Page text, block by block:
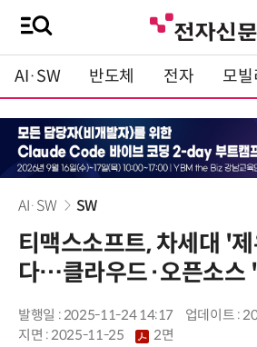
AI·SW 반도체 전자 모빌
AI·SW SW
티맥스소프트, 차세대 '
다…클라우드·오픈소스
발행일 : 2025-11-24 14:17
업데이트 :
지면 :2025-11-25 2면